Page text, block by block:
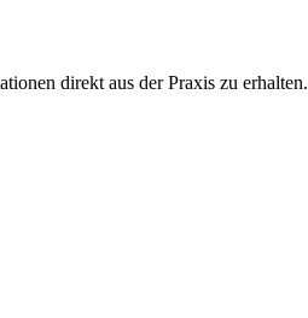
direkt aus der Praxis zu erhalten.